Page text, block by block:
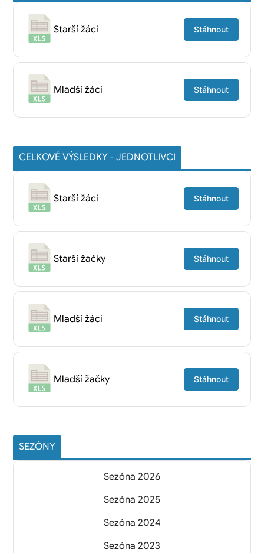
Starší žáci Stáhnout
Mladší žáci Stáhnout
CELKOVÉ VÝSLEDKY - JEDNOTLIVCI
Starší žáci Stáhnout
Starší žačky Stáhnout
Mladší žáci Stáhnout
Mladší žačky Stáhnout
SEZÓNY
Sezóna 2026
Sezóna 2025
Sezóna 2024
Sezóna 2023